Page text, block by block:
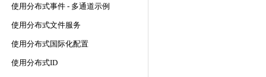
使用分布式事件 - 多通道示例
使用分布式文件服务
使用分布式国际化配置
使用分布式ID